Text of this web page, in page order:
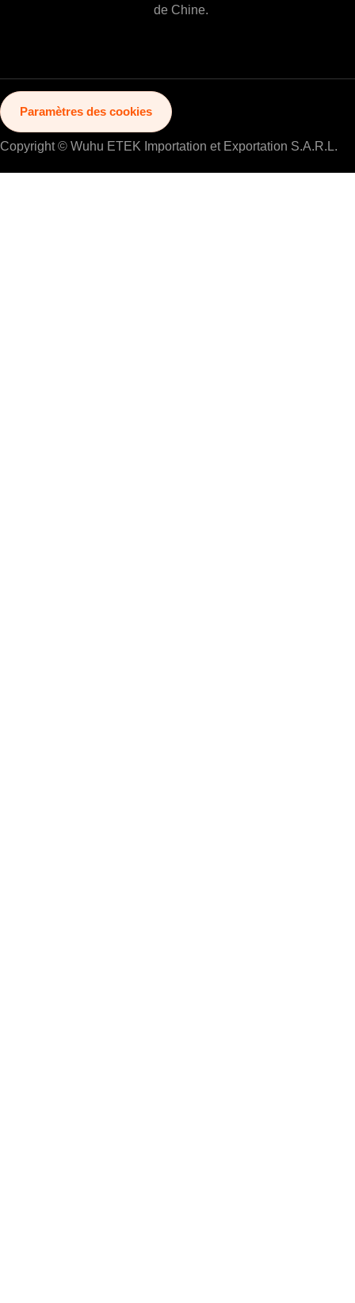
de Chine.
Paramètres des cookies
Copyright © Wuhu ETEK Importation et Exportation S.A.R.L.